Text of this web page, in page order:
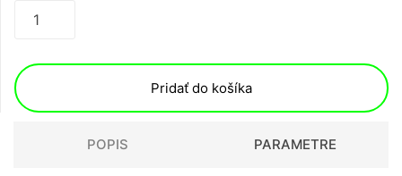
Pridať do košíka
POPIS PARAMETRE